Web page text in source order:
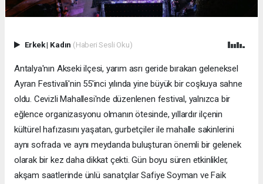
Erkek| Kadın (Haberi Sesli Oku)
Antalya'nın Akseki ilçesi, yarım asrı geride bırakan geleneksel
Ayran Festivali'nin 55'inci yılında yine büyük bir coşkuya sahne
oldu. Cevizli Mahallesi'nde düzenlenen festival, yalnızca bir
eğlence organizasyonu olmanın ötesinde, yıllardır ilçenin
kültürel hafızasını yaşatan, gurbetçiler ile mahalle sakinlerini
aynı sofrada ve aynı meydanda buluşturan önemli bir gelenek
olarak bir kez daha dikkat çekti. Gün boyu süren etkinlikler,
akşam saatlerinde ünlü sanatçılar Safiye Soyman ve Faik